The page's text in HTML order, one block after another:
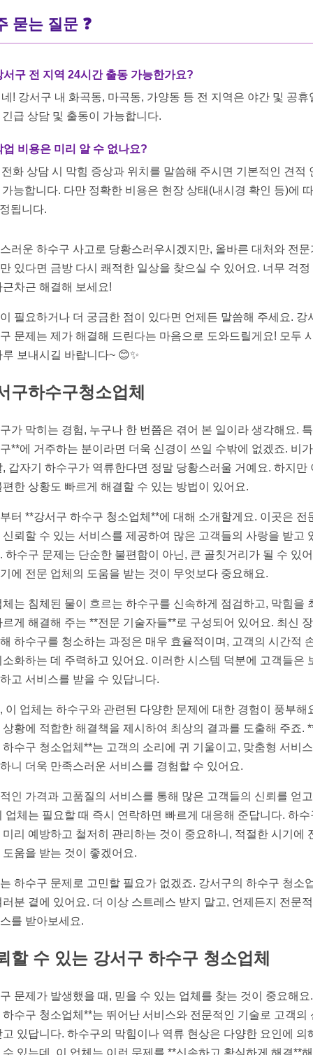
묻는 질문 ❓
서구 전 지역 24시간 출동 가능한가요?
! 강서구 내 화곡동, 마곡동, 가양동 등 전 지역은 야간 및 공휴
긴급 상담 및 출동이 가능합니다.
업 비용은 미리 알 수 없나요?
화 상담 시 막힘 증상과 위치를 말씀해 주시면 기본적인 견적
가능합니다. 다만 정확한 비용은 현장 상태(내시경 확인 등)에
됩니다.
러운 하수구 사고로 당황스러우시겠지만, 올바른 대처와 전문
있다면 금방 다시 쾌적한 일상을 찾으실 수 있어요. 너무 걱정
근차근 해결해 보세요!
필요하거나 더 궁금한 점이 있다면 언제든 말씀해 주세요. 강
문제는 제가 해결해 드린다는 마음으로 도와드릴게요! 모두
루 보내시길 바랍니다~ 😊✨
구하수구청소업체
가 막히는 경험, 누구나 한 번쯤은 겪어 본 일이라 생각해요.
**에 거주하는 분이라면 더욱 신경이 쓰일 수밖에 없겠죠. 비
, 갑자기 하수구가 역류한다면 정말 당황스러울 거예요. 하지만
편한 상황도 빠르게 해결할 수 있는 방법이 있어요.
터 **강서구 하수구 청소업체**에 대해 소개할게요. 이곳은 전
신뢰할 수 있는 서비스를 제공하여 많은 고객들의 사랑을 받고
하수구 문제는 단순한 불편함이 아닌, 큰 골칫거리가 될 수 있
에 전문 업체의 도움을 받는 것이 무엇보다 중요해요.
체는 침체된 물이 흐르는 하수구를 신속하게 점검하고, 막힘을
르게 해결해 주는 **전문 기술자들**로 구성되어 있어요. 최신
하수구를 청소하는 과정은 매우 효율적이며, 고객의 시간적
소화하는 데 주력하고 있어요. 이러한 시스템 덕분에 고객들은
고 서비스를 받을 수 있답니다.
이 업체는 하수구와 관련된 다양한 문제에 대한 경험이 풍부해
상황에 적합한 해결책을 제시하여 최상의 결과를 도출해 주죠.
하수구 청소업체**는 고객의 소리에 귀 기울이고, 맞춤형 서비
니 더욱 만족스러운 서비스를 경험할 수 있어요.
인 가격과 고품질의 서비스를 통해 많은 고객들의 신뢰를 얻
업체는 필요할 때 즉시 연락하면 빠르게 대응해 준답니다. 하수
미리 예방하고 철저히 관리하는 것이 중요하니, 적절한 시기에
도움을 받는 것이 좋겠어요.
하수구 문제로 고민할 필요가 없겠죠. 강서구의 하수구 청소
러분 곁에 있어요. 더 이상 스트레스 받지 말고, 언제든지 전문
를 받아보세요.
할 수 있는 강서구 하수구 청소업체
문제가 발생했을 때, 믿을 수 있는 업체를 찾는 것이 중요해요
하수구 청소업체**는 뛰어난 서비스와 전문적인 기술로 고객의
고 있답니다. 하수구의 막힘이나 역류 현상은 다양한 요인에 의
수 있는데, 이 업체는 이런 문제를 **신속하고 확실하게 해결**